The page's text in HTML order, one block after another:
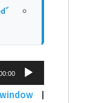
ٌRelated:
مشغل
الصوت
|